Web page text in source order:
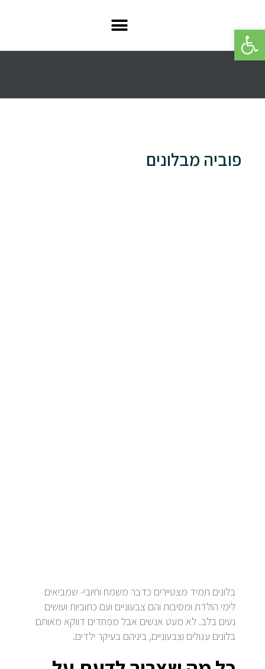
פתח סרגל נגישות
פוביה מבלונים
בלונים תמיד מצטיירים כדבר משמח וחיובי- שמביאים
לימי הולדת ומסיבות והם צבעוניים ועם כתוביות ועושים
נעים בלב. לא מעט אנשים אבל מפחדים דווקא מאותם
בלונים עגולים וצבעוניים, ביניהם בעיקר ילדים.